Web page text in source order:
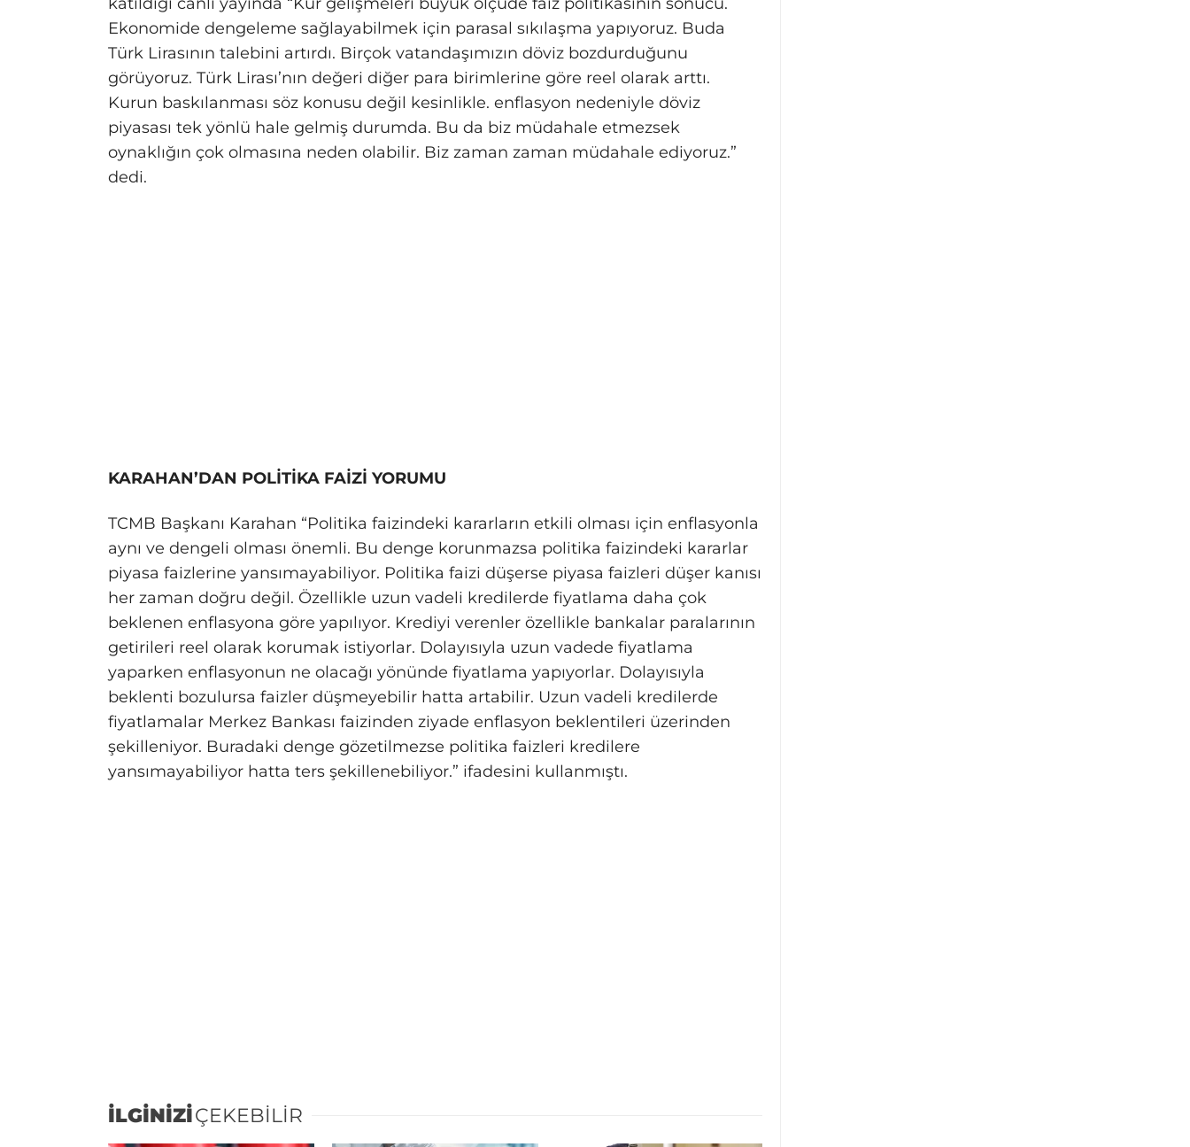
Ekonomide dengeleme sağlayabilmek için parasal sıkılaşma yapıyoruz. Buda
Türk Lirasının talebini artırdı. Birçok vatandaşımızın döviz bozdurduğunu
görüyoruz. Türk Lirası’nın değeri diğer para birimlerine göre reel olarak arttı.
Kurun baskılanması söz konusu değil kesinlikle. enflasyon nedeniyle döviz
piyasası tek yönlü hale gelmiş durumda. Bu da biz müdahale etmezsek
oynaklığın çok olmasına neden olabilir. Biz zaman zaman müdahale ediyoruz.”
dedi.
KARAHAN’DAN POLİTİKA FAİZİ YORUMU
TCMB Başkanı Karahan “Politika faizindeki kararların etkili olması için enflasyonla
aynı ve dengeli olması önemli. Bu denge korunmazsa politika faizindeki kararlar
piyasa faizlerine yansımayabiliyor. Politika faizi düşerse piyasa faizleri düşer kanısı
her zaman doğru değil. Özellikle uzun vadeli kredilerde fiyatlama daha çok
beklenen enflasyona göre yapılıyor. Krediyi verenler özellikle bankalar paralarının
getirileri reel olarak korumak istiyorlar. Dolayısıyla uzun vadede fiyatlama
yaparken enflasyonun ne olacağı yönünde fiyatlama yapıyorlar. Dolayısıyla
beklenti bozulursa faizler düşmeyebilir hatta artabilir. Uzun vadeli kredilerde
fiyatlamalar Merkez Bankası faizinden ziyade enflasyon beklentileri üzerinden
şekilleniyor. Buradaki denge gözetilmezse politika faizleri kredilere
yansımayabiliyor hatta ters şekillenebiliyor.” ifadesini kullanmıştı.
İLGİNİZİÇEKEBİLİR